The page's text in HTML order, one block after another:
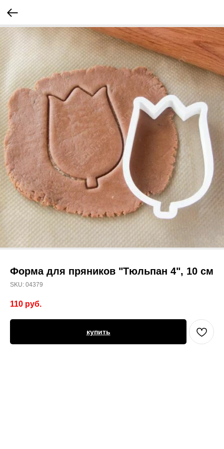
Форма для пряников "Тюльпан 4", 10 см
SKU: 04379
110 руб.
купить